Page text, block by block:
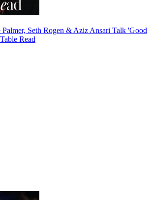
Palmer, Seth Rogen & Aziz Ansari Talk 'Good
Read